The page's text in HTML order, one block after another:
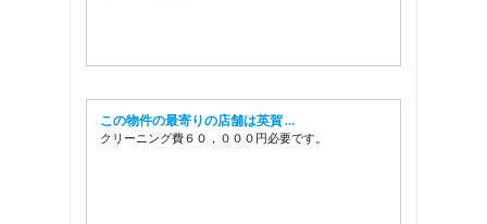
この物件の最寄りの店舗は英賀 …
クリーニング費６０，０００円必要です。